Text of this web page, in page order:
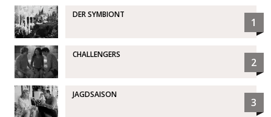
DER SYMBIONT
1
CHALLENGERS
2
JAGDSAISON
3